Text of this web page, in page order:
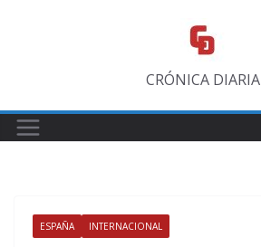
CRÓNICA DIARIA
ESPAÑA INTERNACIONAL